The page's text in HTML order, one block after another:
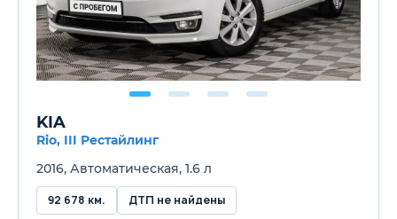
KIA
Rio, III Рестайлинг
2016, Автоматическая, 1.6 л
92 678 км. ДТП не найдены